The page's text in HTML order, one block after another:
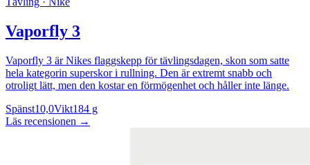
Vaporfly 3
Vaporfly 3 är Nikes flaggskepp för tävlingsdagen, skon som satte
hela kategorin superskor i rullning. Den är extremt snabb och
otroligt lätt, men den kostar en förmögenhet och håller inte länge.
Spänst10,0Vikt184 g
Läs recensionen →